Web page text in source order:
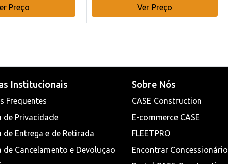
Preço
Ver Preço
Institucionais
Frequentes
de Privacidade
de Entrega e de Retirada
de Cancelamento e Devoluçao
Sobre Nós
CASE Construction
E-commerce CASE
FLEETPRO
Encontrar Concessionário